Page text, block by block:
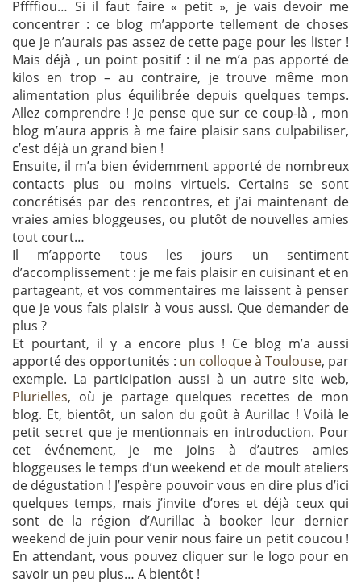
Pffffiou… Si il faut faire « petit », je vais devoir me
concentrer : ce blog m’apporte tellement de choses
que je n’aurais pas assez de cette page pour les lister !
Mais déjà , un point positif : il ne m’a pas apporté de
kilos en trop – au contraire, je trouve même mon
alimentation plus équilibrée depuis quelques temps.
Allez comprendre ! Je pense que sur ce coup-là , mon
blog m’aura appris à me faire plaisir sans culpabiliser,
c’est déjà un grand bien !
Ensuite, il m’a bien évidemment apporté de nombreux
contacts plus ou moins virtuels. Certains se sont
concrétisés par des rencontres, et j’ai maintenant de
vraies amies bloggeuses, ou plutôt de nouvelles amies
tout court…
Il m’apporte tous les jours un sentiment
d’accomplissement : je me fais plaisir en cuisinant et en
partageant, et vos commentaires me laissent à penser
que je vous fais plaisir à vous aussi. Que demander de
plus ?
Et pourtant, il y a encore plus ! Ce blog m’a aussi
apporté des opportunités : un colloque à Toulouse, par
exemple. La participation aussi à un autre site web,
Plurielles, où je partage quelques recettes de mon
blog. Et, bientôt, un salon du goût à Aurillac ! Voilà le
petit secret que je mentionnais en introduction. Pour
cet événement, je me joins à d’autres amies
bloggeuses le temps d’un weekend et de moult ateliers
de dégustation ! J’espère pouvoir vous en dire plus d’ici
quelques temps, mais j’invite d’ores et déjà ceux qui
sont de la région d’Aurillac à booker leur dernier
weekend de juin pour venir nous faire un petit coucou !
En attendant, vous pouvez cliquer sur le logo pour en
savoir un peu plus… A bientôt !